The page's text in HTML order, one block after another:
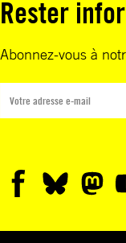
Rester
Abonnez-vous à